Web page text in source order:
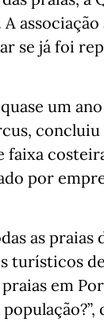
se já foi
um
concluiu
faixa
por
as
em